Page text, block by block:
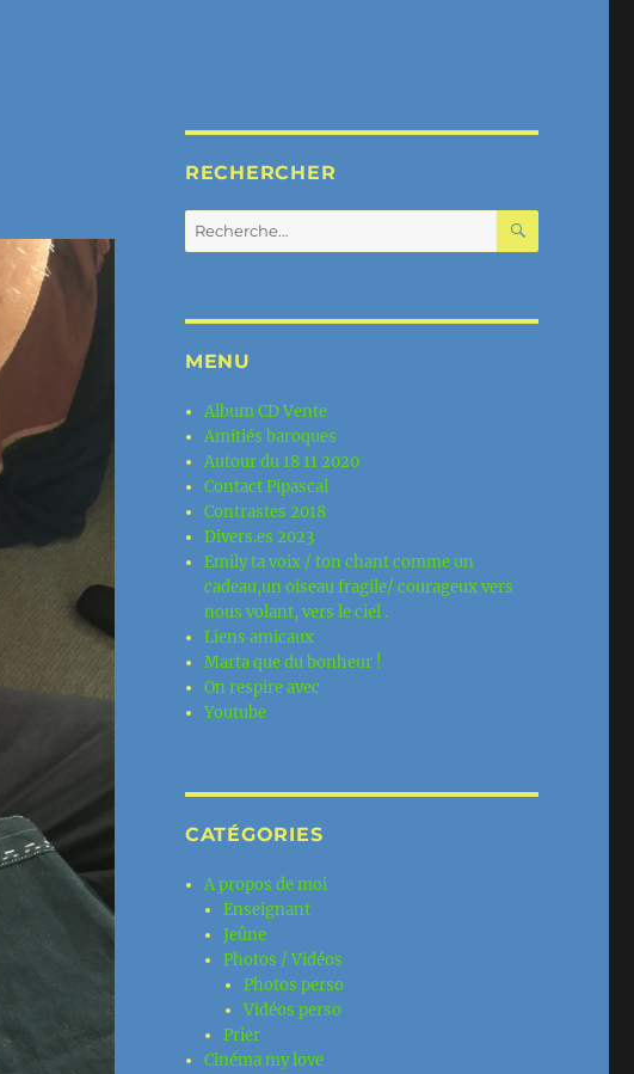
RECHERCHER
Recherche
pour :
MENU
Album CD Vente
Amitiés baroques
Autour du 18 11 2020
Contact Pipascal
Contrastes 2018
Divers.es 2023
Emily ta voix / ton chant comme un
cadeau,un oiseau fragile/ courageux vers
nous volant, vers le ciel .
Liens amicaux
Marta que du bonheur !
On respire avec
Youtube
CATÉGORIES
A propos de moi
Enseignant
Jeûne
Photos / Vidéos
Photos perso
Vidéos perso
Prier
Cinéma my love